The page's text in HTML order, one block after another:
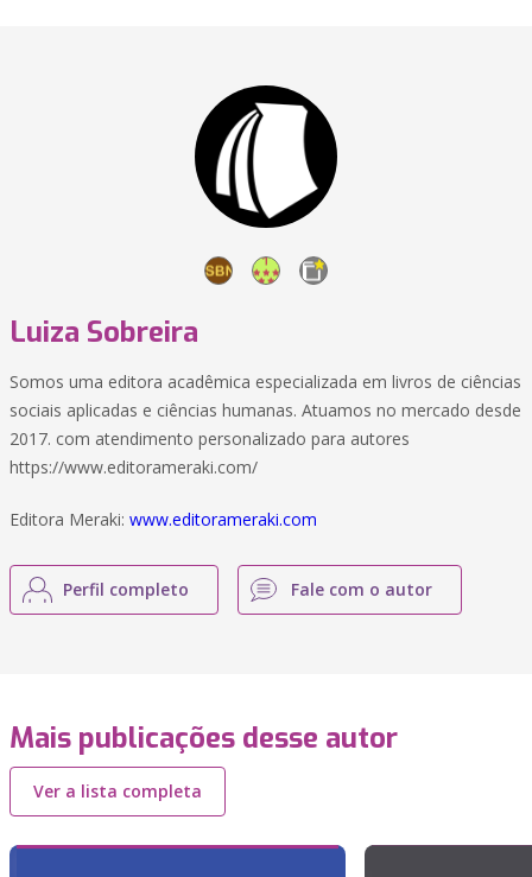
Luiza Sobreira
Somos uma editora acadêmica especializada em livros de ciências
sociais aplicadas e ciências humanas. Atuamos no mercado desde
2017. com atendimento personalizado para autores
https://www.editorameraki.com/
Editora Meraki: www.editorameraki.com
Perfil completo Fale com o autor
Mais publicações desse autor
Ver a lista completa